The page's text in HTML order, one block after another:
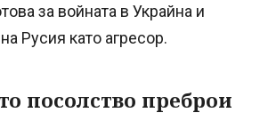
за войната в Украйна и
Русия като агресор.
посолство преброи